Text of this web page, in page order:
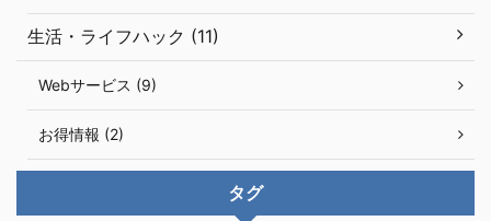
生活・ライフハック (11)
Webサービス (9)
お得情報 (2)
タグ